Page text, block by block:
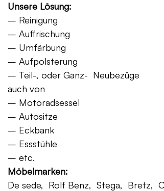
Unsere Lösung:
– Reinigung
– Auffrischung
– Umfärbung
– Aufpolsterung
– Teil-, oder Ganz- Neubezüge
auch von
– Motoradsessel
– Autositze
– Eckbank
– Essstühle
– etc.
Möbelmarken:
De sede, Rolf Benz, Stega, Bretz,